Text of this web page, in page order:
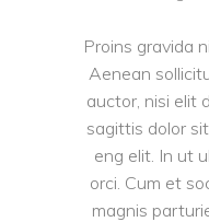
Proins gravida
Aenean
auctor, nisi elit
sagittis dolor
eng elit. In ut
orci. Cum et
magnis